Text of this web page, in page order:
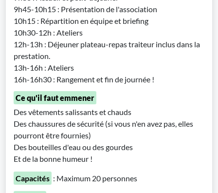
9h45-10h15 : Présentation de l'association
10h15 : Répartition en équipe et briefing
10h30-12h : Ateliers
12h-13h : Déjeuner plateau-repas traiteur inclus dans la
prestation.
13h-16h : Ateliers
16h-16h30 : Rangement et fin de journée !
Ce qu'il faut emmener
Des vêtements salissants et chauds
Des chaussures de sécurité (si vous n'en avez pas, elles
pourront être fournies)
Des bouteilles d'eau ou des gourdes
Et de la bonne humeur !
Capacités : Maximum 20 personnes